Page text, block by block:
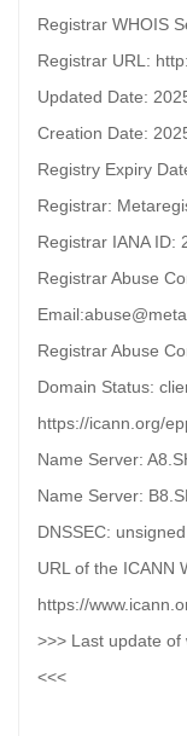
Registrar WHOIS
Registrar URL:
Updated Date:
Creation Date:
Registry Expiry
Registrar:
Registrar IANA ID:
Registrar Abuse
Registrar Abuse
Domain Status:
https://icann.org/
Name Server:
Name Server:
DNSSEC: unsigned
URL of the ICANN
https://
>>> Last update
<<<